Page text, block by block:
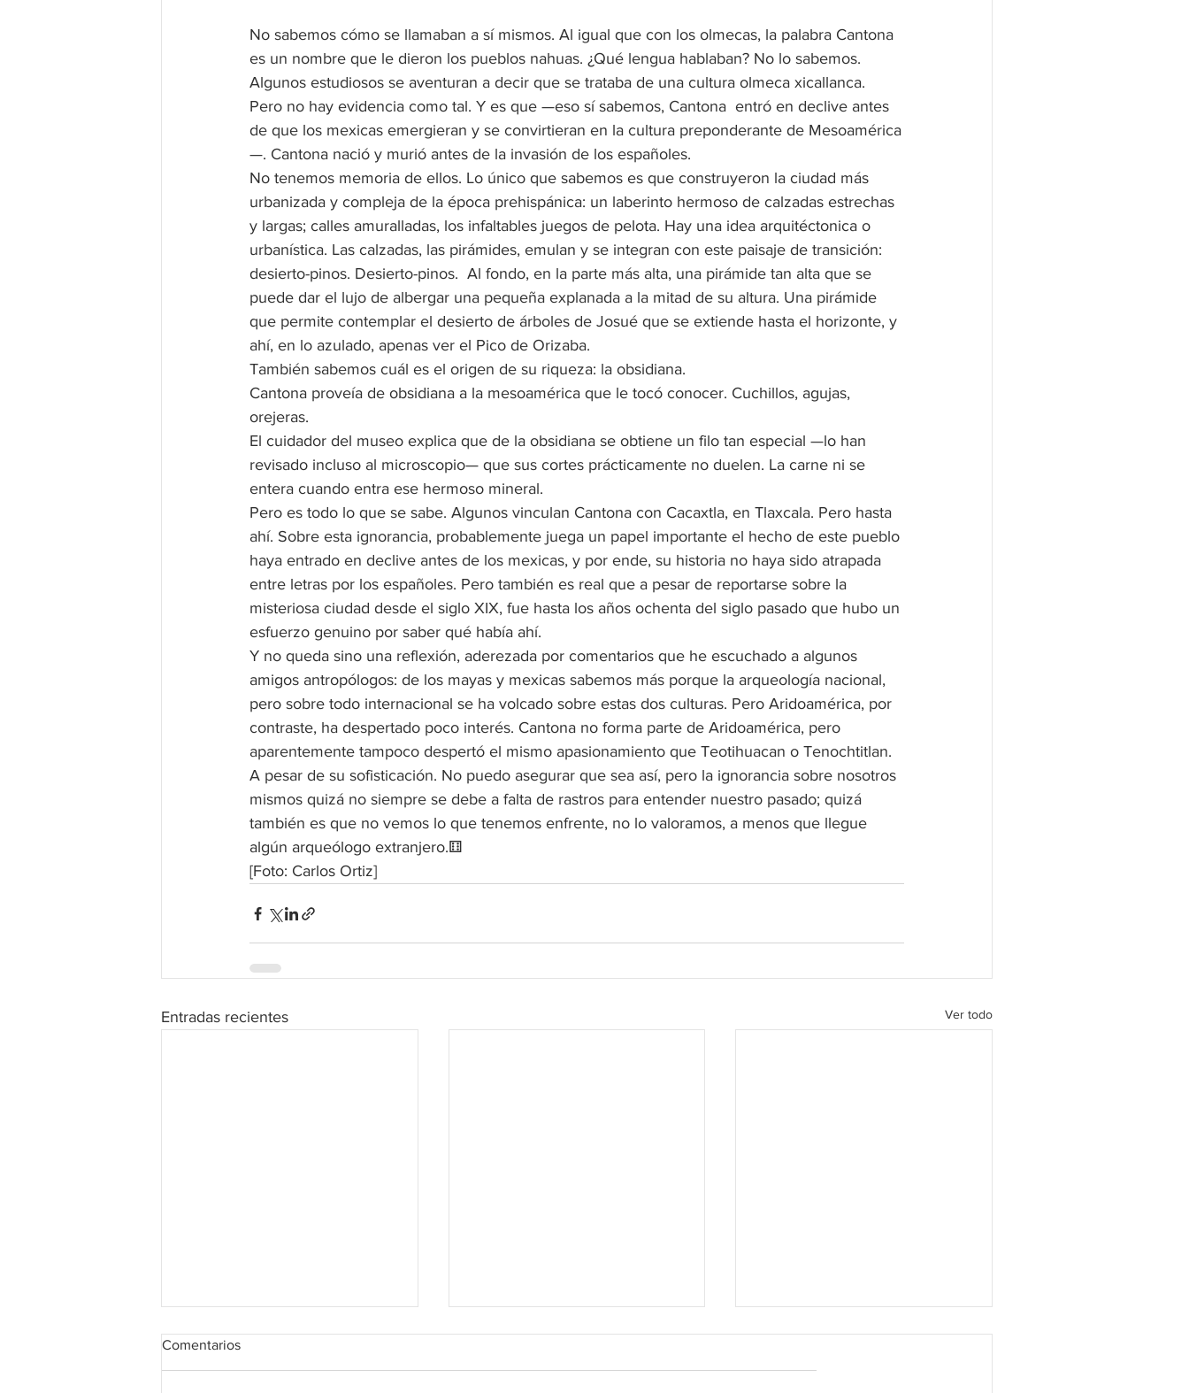
No sabemos cómo se llamaban a sí mismos. Al igual que con los olmecas, la palabra Cantona
es un nombre que le dieron los pueblos nahuas. ¿Qué lengua hablaban? No lo sabemos.
Algunos estudiosos se aventuran a decir que se trataba de una cultura olmeca xicallanca.
Pero no hay evidencia como tal. Y es que —eso sí sabemos, Cantona  entró en declive antes
de que los mexicas emergieran y se convirtieran en la cultura preponderante de Mesoamérica
—. Cantona nació y murió antes de la invasión de los españoles.
No tenemos memoria de ellos. Lo único que sabemos es que construyeron la ciudad más
urbanizada y compleja de la época prehispánica: un laberinto hermoso de calzadas estrechas
y largas; calles amuralladas, los infaltables juegos de pelota. Hay una idea arquitéctonica o
urbanística. Las calzadas, las pirámides, emulan y se integran con este paisaje de transición:
desierto-pinos. Desierto-pinos.  Al fondo, en la parte más alta, una pirámide tan alta que se
puede dar el lujo de albergar una pequeña explanada a la mitad de su altura. Una pirámide
que permite contemplar el desierto de árboles de Josué que se extiende hasta el horizonte, y
ahí, en lo azulado, apenas ver el Pico de Orizaba.
También sabemos cuál es el origen de su riqueza: la obsidiana.
Cantona proveía de obsidiana a la mesoamérica que le tocó conocer. Cuchillos, agujas,
orejeras.
El cuidador del museo explica que de la obsidiana se obtiene un filo tan especial —lo han
revisado incluso al microscopio— que sus cortes prácticamente no duelen. La carne ni se
entera cuando entra ese hermoso mineral.
Pero es todo lo que se sabe. Algunos vinculan Cantona con Cacaxtla, en Tlaxcala. Pero hasta
ahí. Sobre esta ignorancia, probablemente juega un papel importante el hecho de este pueblo
haya entrado en declive antes de los mexicas, y por ende, su historia no haya sido atrapada
entre letras por los españoles. Pero también es real que a pesar de reportarse sobre la
misteriosa ciudad desde el siglo XIX, fue hasta los años ochenta del siglo pasado que hubo un
esfuerzo genuino por saber qué había ahí.
Y no queda sino una reflexión, aderezada por comentarios que he escuchado a algunos
amigos antropólogos: de los mayas y mexicas sabemos más porque la arqueología nacional,
pero sobre todo internacional se ha volcado sobre estas dos culturas. Pero Aridoamérica, por
contraste, ha despertado poco interés. Cantona no forma parte de Aridoamérica, pero
aparentemente tampoco despertó el mismo apasionamiento que Teotihuacan o Tenochtitlan.
A pesar de su sofisticación. No puedo asegurar que sea así, pero la ignorancia sobre nosotros
mismos quizá no siempre se debe a falta de rastros para entender nuestro pasado; quizá
también es que no vemos lo que tenemos enfrente, no lo valoramos, a menos que llegue
algún arqueólogo extranjero.⚅
[Foto: Carlos Ortiz]
Entradas recientes Ver todo
Comentarios